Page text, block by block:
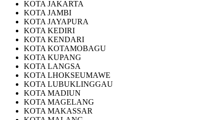
KOTA JAKARTA
KOTA JAMBI
KOTA JAYAPURA
KOTA KEDIRI
KOTA KENDARI
KOTA KOTAMOBAGU
KOTA KUPANG
KOTA LANGSA
KOTA LHOKSEUMAWE
KOTA LUBUKLINGGAU
KOTA MADIUN
KOTA MAGELANG
KOTA MAKASSAR